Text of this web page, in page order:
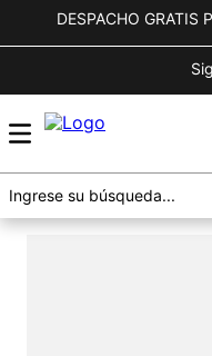
DESPACHO GRATIS